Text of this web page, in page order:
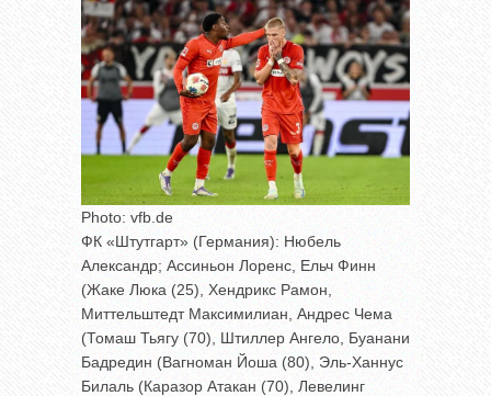
Photo: vfb.de
ФК «Штутгарт» (Германия): Нюбель
Александр; Ассиньон Лоренс, Ельч Финн
(Жаке Люка (25), Хендрикс Рамон,
Миттельштедт Максимилиан, Андрес Чема
(Томаш Тьягу (70), Штиллер Ангело, Буанани
Бадредин (Вагноман Йоша (80), Эль-Ханнус
Билаль (Каразор Атакан (70), Левелинг